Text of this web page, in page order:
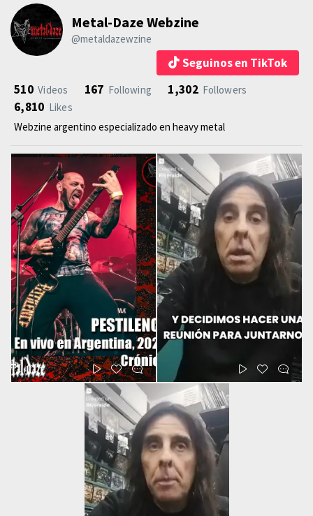
Metal-Daze Webzine
@metaldazewzine
Seguinos en TikTok
510 Videos 167 Following 1,302 Followers
6,810 Likes
Webzine argentino especializado en heavy metal